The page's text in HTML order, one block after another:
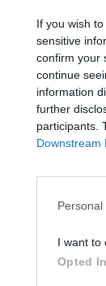
If you wish
sensitive
confirm your
continue
information
further
participants.
Downstream
I want to
Opted In